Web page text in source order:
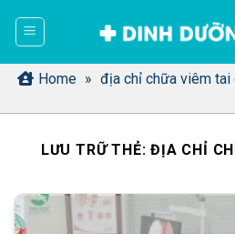
dung Home » địa chỉ chữa viêm tai
LƯU TRỮ THẺ:ĐỊA CHỈ